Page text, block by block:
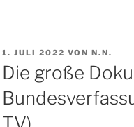
VERÖFFENTLICHT
AM
1. JULI 2022 VON N.N.
Die große